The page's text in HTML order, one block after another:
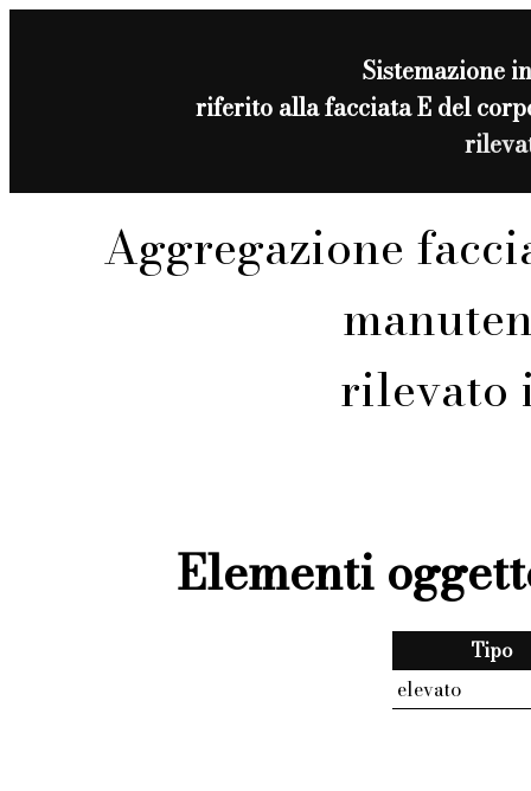
Sistemazione
riferito alla facciata E del
Aggregazione
rilevato
Elementi
Tipo
elevato